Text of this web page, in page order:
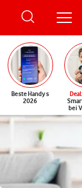
Beste Handys
2026
Deal
bei